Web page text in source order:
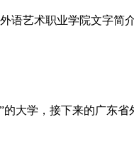
语艺术职业学院文字简
大学，接下来的广东